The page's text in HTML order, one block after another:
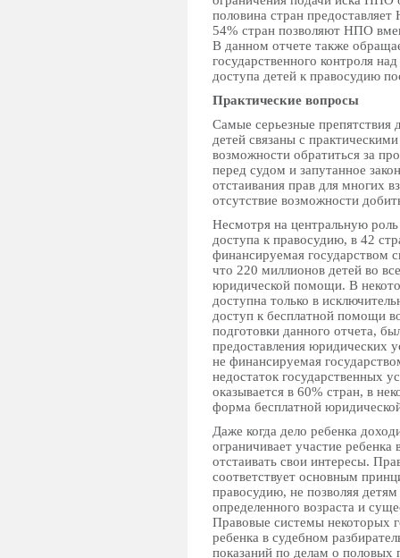
половина стран
54% стран позволяют НПО
В данном отчете также
государственного контроля
доступа детей к правосудию
Практические вопросы
Самые серьезные препятствия
детей связаны с
возможности обратиться за
перед судом и запутанное
отстаивания прав для многих
отсутствие возможности
Несмотря на центральную
доступа к правосудию, в 42
финансируемая государством
что 220 миллионов детей во
юридической помощи. В
доступна только в
доступ к бесплатной помощи
подготовки данного отчета,
предоставления юридических
не финансируемая
недостаток государственных
оказывается в 60% стран, в
форма бесплатной
Даже когда дело ребенка
ограничивает участие ребенка
отстаивать свои интересы.
соответствует основным
правосудию, не позволяя
определенного возраста и
Правовые системы некоторых
ребенка в судебном
показаний по делам о половых